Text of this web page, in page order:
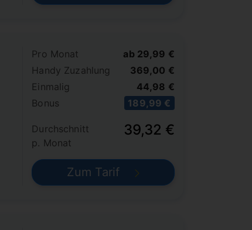
Pro Monat
Handy Zuzahlung
Einmalig
Bonus
ab 29,99 €
369,00 €
44,98 €
189,99 €
Durchschnitt
p. Monat
39,32 €
Zum Tarif